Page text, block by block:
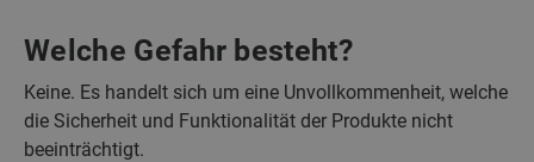
Welche Gefahr besteht?
Keine. Es handelt sich um eine Unvollkommenheit, welche
die Sicherheit und Funktionalität der Produkte nicht
beeinträchtigt.